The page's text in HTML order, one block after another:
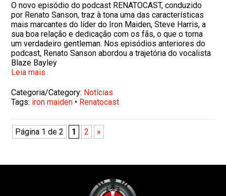
O novo episódio do podcast RENATOCAST, conduzido
por Renato Sanson, traz à tona uma das características
mais marcantes do líder do Iron Maiden, Steve Harris, a
sua boa relação e dedicação com os fãs, o que o torna
um verdadeiro gentleman. Nos episódios anteriores do
podcast, Renato Sanson abordou a trajetória do vocalista
Blaze Bayley
Leia mais
Categoria/Category: Notícias
Tags: iron maiden • Renatocast
Página 1 de 2 1 2 »